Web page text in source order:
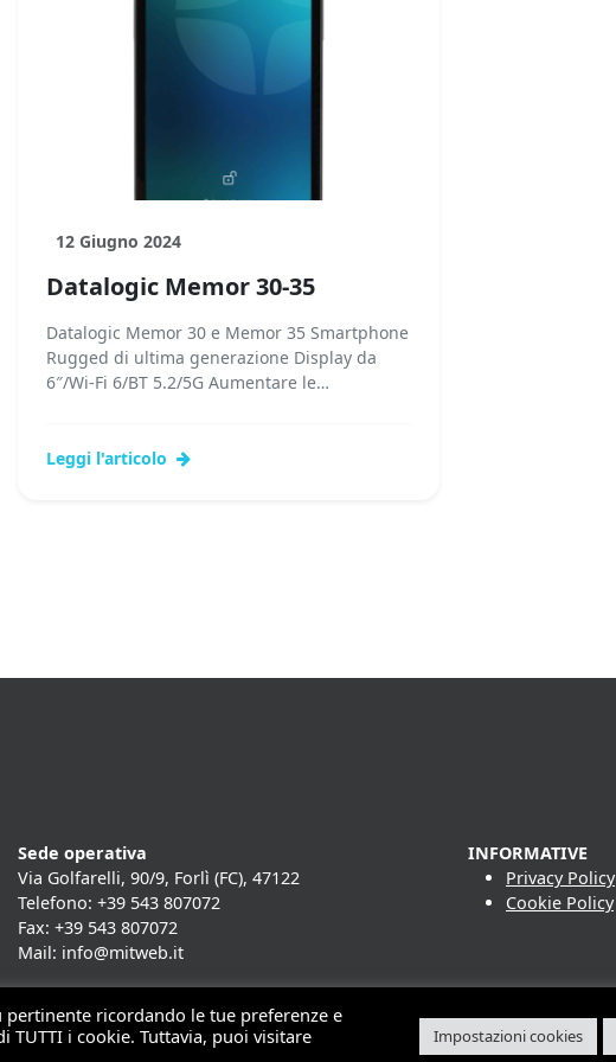
12 Giugno 2024
Datalogic Memor 30-35
Datalogic Memor 30 e Memor 35 Smartphone
Rugged di ultima generazione Display da
6″/Wi-Fi 6/BT 5.2/5G Aumentare le
Leggi l'articolo
Sede operativa
Via Golfarelli, 90/9, Forlì (FC), 47122
Telefono: +39 543 807072
Fax: +39 543 807072
Mail: info@mitweb.it
INFORMATIVE
Privacy Policy
Cookie Policy
| Mit - soluzioni per il mobile computing | Made byHorsa Link S.r.l.
ricordando le tue preferenze e
TUTTI i cookie. Tuttavia, puoi visitare
Impostazioni cookies